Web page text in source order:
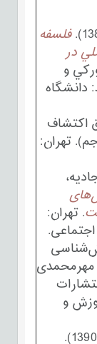
فلسفه
در
و
منطق اکتشاف
تهران:
. تهران:
(1387). روش‌شناسی
و